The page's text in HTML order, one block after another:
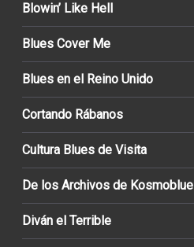
Blowin’ Like Hell
Blues Cover Me
Blues en el Reino Unido
Cortando Rábanos
Cultura Blues de Visita
De los Archivos de Kosmoblue
Diván el Terrible